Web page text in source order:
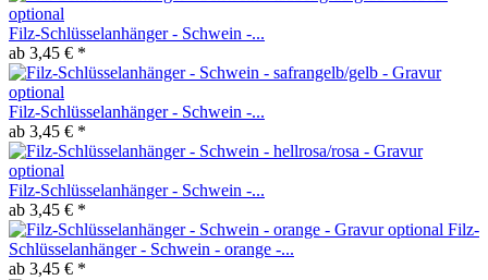
Filz-Schlüsselanhänger - Schwein -...
ab 3,45 € *
Filz-Schlüsselanhänger - Schwein -...
ab 3,45 € *
Filz-Schlüsselanhänger - Schwein -...
ab 3,45 € *
Filz-
Schlüsselanhänger - Schwein - orange -...
ab 3,45 € *